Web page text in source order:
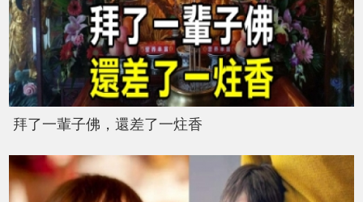
拜了一輩子佛，還差了一炷香